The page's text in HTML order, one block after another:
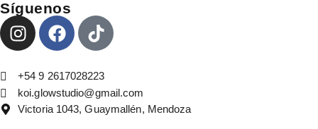
Síguenos
+54 9 2617028223
koi.glowstudio@gmail.com
Victoria 1043, Guaymallén, Mendoza